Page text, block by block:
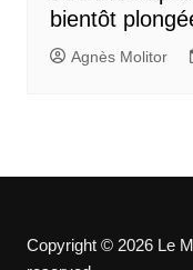
bientôt
Agnès Molitor
Copyright © 2026 Le